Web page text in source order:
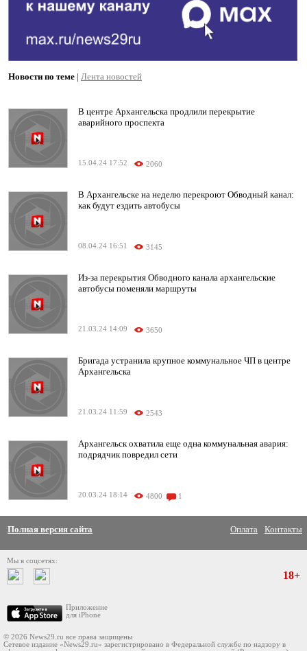
Новости по теме | Лента новостей
В центре Архангельска продлили перекрытие
аварийного проспекта
15.04.24 17:52 2060
В Архангельске на неделю перекроют Обводный канал:
как будут ездить автобусы
08.04.24 16:51 3145
Из-за перекрытия Обводного канала архангельские
автобусы поменяли маршруты
21.03.24 14:09 3650
Бригада устранила крупное коммунальное ЧП в центре
Архангельска
21.03.24 11:59 2543
Архангельск охватила еще одна коммунальная авария:
подрядчик повредил сети
20.03.24 18:14 4800 1
Полная версия сайта Оплата Контакты
Мы в соцсетях:
Приложение
для iPhone
18+
© 2026 News29.ru все права защищены
Сетевое издание «News29.ru» зарегистрировано в Федеральной службе по надзору в